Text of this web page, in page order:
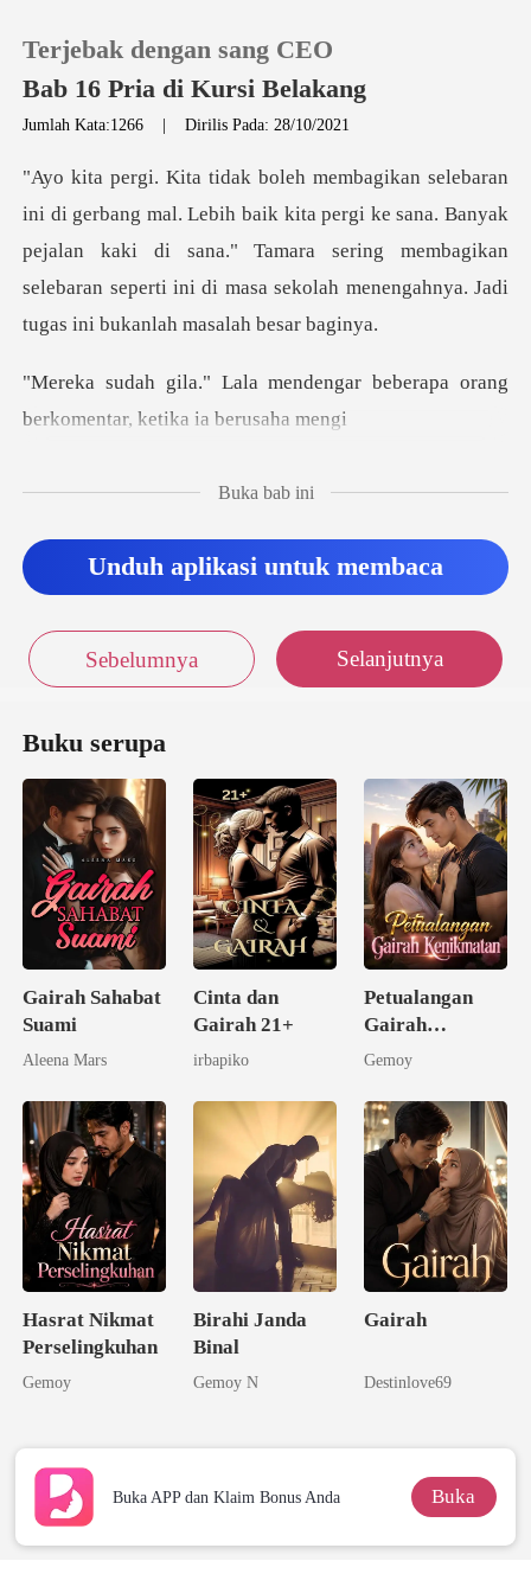
0
Pengisian Ulang
Keluar
Terjebak dengan sang CEO
Bab 16 Pria di Kursi Belakang
Jumlah Kata:1266 |Dirilis Pada: 28/10/2021
kita pergi ke sana. Banyak
pejalan kaki di sana." Tamara sering membagikan
selebaran s
dengar beberapa orang
berkome
Buka bab ini
Unduh aplikasi untuk membaca
Sebelumnya Selanjutnya
Buku serupa
Gairah Sahabat
Suami
Aleena Mars
Cinta dan
Gairah 21+
irbapiko
Petualangan
Gairah
Kenikmatan
Gemoy
Hasrat Nikmat
Perselingkuhan
Gemoy
Birahi Janda
Binal
Gemoy N
Gairah
Destinlove69
Buka APP dan Klaim Bonus Anda Buka